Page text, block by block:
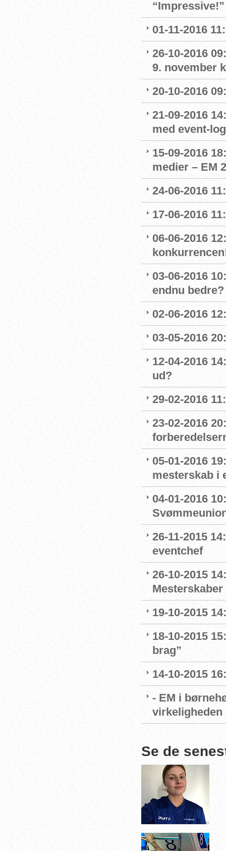
“Impressive!”
01-11-2016
26-10-2016
9. november
20-10-2016
21-09-2016
med event-
15-09-2016
medier – EM
24-06-2016
17-06-2016
06-06-2016
03-06-2016
endnu bedre?
02-06-2016
03-05-2016
12-04-2016
ud?
29-02-2016
23-02-2016
05-01-2016
mesterskab i
04-01-2016
26-11-2015
eventchef
26-10-2015
19-10-2015
18-10-2015
brag”
14-10-2015
- EM i
virkeligheden
Se de